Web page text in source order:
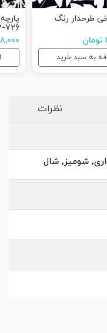
طرحدار رنگ
به سبد خرید
726-2
۴۲۸,۰۰۰
نظرات
شومیز, شال